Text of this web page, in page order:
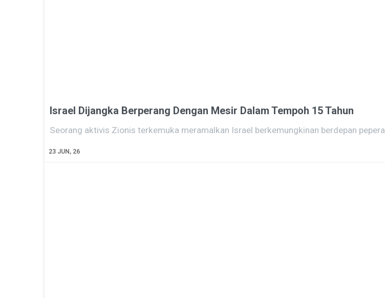
Israel Dijangka Berperang Dengan Mesir Dalam Tempoh 15 Tahun
23 JUN, 26
Seorang aktivis Zionis terkemuka meramalkan Israel berkemungkinan berdepan